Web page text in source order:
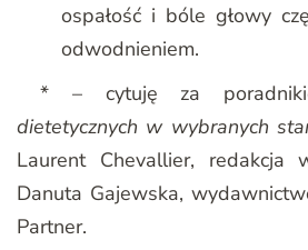
ospałość i bóle głowy
odwodnieniem.
* – cytuję za
dietetycznych w wybranych
Laurent Chevallier, redakcja
Danuta Gajewska,
Partner.